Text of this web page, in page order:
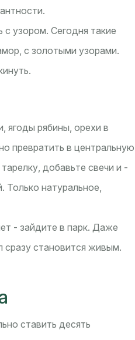
узором. Сегодня такие
с золотыми узорами.
ягоды рябины, орехи в
превратить в центральную
добавьте свечи и -
Только натуральное,
- зайдите в парк. Даже
сразу становится живым.
ставить десять